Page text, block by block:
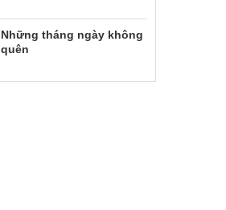
Những tháng ngày không
quên